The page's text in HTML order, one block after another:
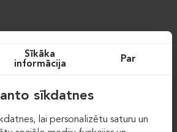
Sīkāka
informācija
Par
sīkdatnes
lai personalizētu saturu un